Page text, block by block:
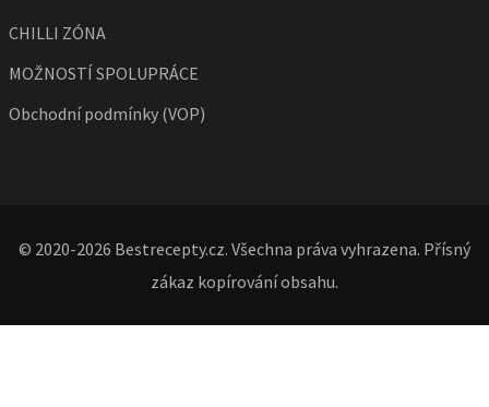
CHILLI ZÓNA
MOŽNOSTÍ SPOLUPRÁCE
Obchodní podmínky (VOP)
© 2020-2026 Bestrecepty.cz. Všechna práva vyhrazena. Přísný
zákaz kopírování obsahu.